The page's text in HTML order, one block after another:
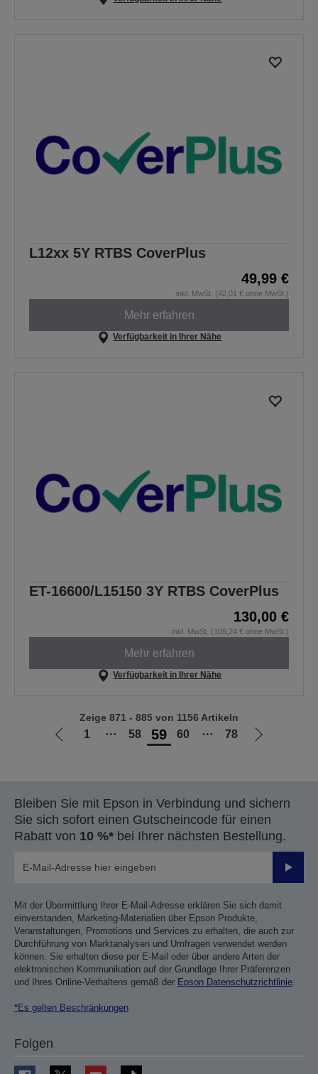
L12xx 5Y RTBS CoverPlus
49,99 €
inkl. MwSt. (42,01 € ohne MwSt.)
Mehr erfahren
Verfügbarkeit in Ihrer Nähe
ET-16600/L15150 3Y RTBS CoverPlus
130,00 €
inkl. MwSt. (109,24 € ohne MwSt.)
Mehr erfahren
Verfügbarkeit in Ihrer Nähe
Zur
1 ⋯ 58 59 60 ⋯ 78
Zur
Zeige 871 - 885 von 1156 Artikeln
Bleiben Sie mit Epson in Verbindung und sichern
Sie sich sofort einen Gutscheincode für einen
Rabatt von 10 %* bei Ihrer nächsten Bestellung.
Mit der Übermittlung Ihrer E-Mail-Adresse erklären Sie sich damit
einverstanden, Marketing-Materialien über Epson Produkte,
Veranstaltungen, Promotions und Services zu erhalten, die auch zur
Durchführung von Marktanalysen und Umfragen verwendet werden
können. Sie erhalten diese per E-Mail oder über andere Arten der
elektronischen Kommunikation auf der Grundlage Ihrer Präferenzen
und Ihres Online-Verhaltens gemäß der Epson Datenschutzrichtlinie.
*Es gelten Beschränkungen
Folgen